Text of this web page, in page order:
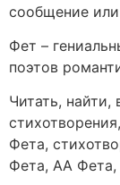
сообщение или
Фет –
поэтов
Читать, найти,
Фета,
Фета, АА